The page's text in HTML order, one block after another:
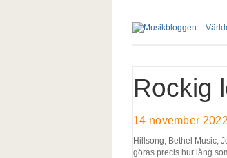
Rockig
14 november 2022
Hillsong, Bethel Music,
göras precis hur lång